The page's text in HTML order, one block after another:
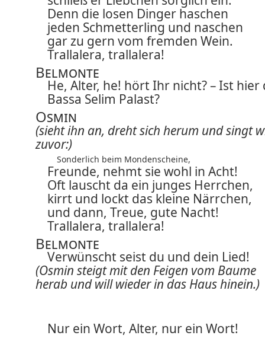
Denn die losen Dinger haschen
jeden Schmetterling und naschen
gar zu gern vom fremden Wein.
Trallalera, trallalera!
Belmonte
He, Alter, he! hört Ihr nicht? – Ist hier
Bassa Selim Palast?
Osmin
(sieht ihn an, dreht sich herum und singt
zuvor:)
Sonderlich beim Mondenscheine,
Freunde, nehmt sie wohl in Acht!
Oft lauscht da ein junges Herrchen,
kirrt und lockt das kleine Närrchen,
und dann, Treue, gute Nacht!
Trallalera, trallalera!
Belmonte
Verwünscht seist du und dein Lied!
(Osmin steigt mit den Feigen vom Baume
herab und will wieder in das Haus hinein.)
Nur ein Wort, Alter, nur ein Wort!